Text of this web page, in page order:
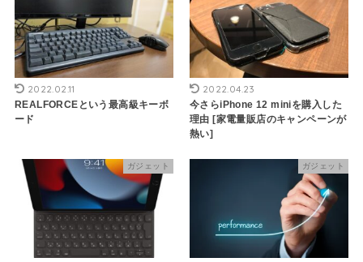
2022.02.11
REALFORCEという最高級キーボ
ード
2022.04.23
今さらiPhone 12 miniを購入した
理由 [家電量販店のキャンペーンが
熱い]
ガジェット ガジェット